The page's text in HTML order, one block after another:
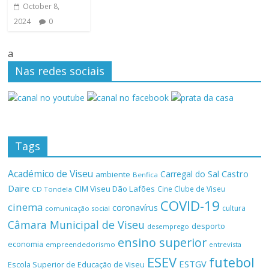
October 8,
2024
0
a
Nas redes sociais
Tags
Académico de Viseu ambiente Benfica Carregal do Sal Castro
Daire CD Tondela CIM Viseu Dão Lafões Cine Clube de Viseu
cinema comunicação social coronavírus COVID-19 cultura
Câmara Municipal de Viseu desemprego desporto
economia empreendedorismo ensino superior entrevista
Escola Superior de Educação de Viseu ESEV ESTGV futebol